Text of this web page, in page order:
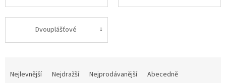
Dvouplášťové
Nejlevnější Nejdražší Nejprodávanější Abecedně